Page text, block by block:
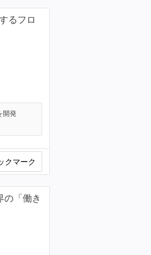
るフロ
開発
クマーク
の「働き